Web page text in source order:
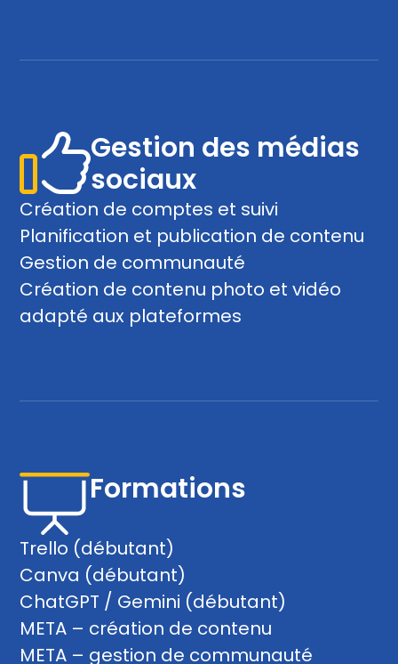
Gestion des médias
sociaux
Création de comptes et suivi
Planification et publication de contenu
Gestion de communauté
Création de contenu photo et vidéo
adapté aux plateformes
Formations
Trello (débutant)
Canva (débutant)
ChatGPT / Gemini (débutant)
META – création de contenu
META – gestion de communauté